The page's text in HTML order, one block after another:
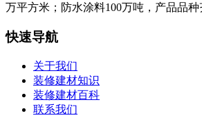
万平方米；防水涂料100万吨，产品品种
快速导航
关于我们
装修建材知识
装修建材百科
联系我们